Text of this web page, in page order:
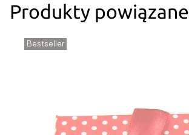
Produkty powiązane
Bestseller